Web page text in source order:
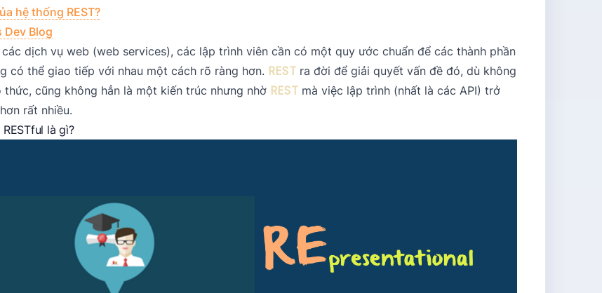
hệ thống REST?
Dev Blog
dịch vụ web (web services), các lập trình viên cần có một quy ước chuẩn để các thành phần
có thể giao tiếp với nhau một cách rõ ràng hơn. REST ra đời để giải quyết vấn đề đó, dù không
thức, cũng không hẳn là một kiến trúc nhưng nhờ REST mà việc lập trình (nhất là các API) trở
rất nhiều.
là gì?